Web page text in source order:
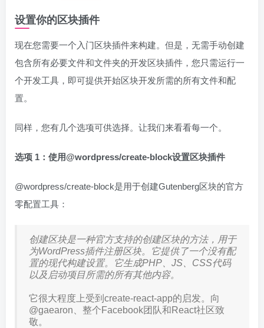
设置你的区块插件
现在您需要一个入门区块插件来构建。但是，无需手动创建
包含所有必要文件和文件夹的开发区块插件，您只需运行一
个开发工具，即可提供开始区块开发所需的所有文件和配
置。
同样，您有几个选项可供选择。让我们来看看每一个。
选项 1：使用@wordpress/create-block设置区块插件
@wordpress/create-block是用于创建Gutenberg区块的官方
零配置工具：
创建区块是一种官方支持的创建区块的方法，用于
为WordPress插件注册区块。它提供了一个没有配
置的现代构建设置。它生成PHP、JS、CSS代码
以及启动项目所需的所有其他内容。
它很大程度上受到create-react-app的启发。向
@gaearon、整个Facebook团队和React社区致
敬。